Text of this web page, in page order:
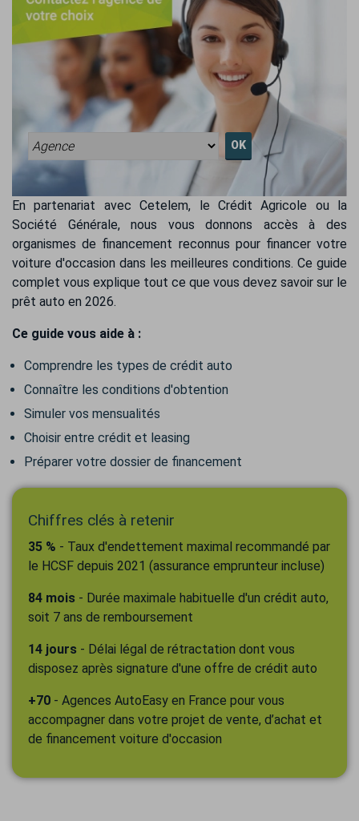
En partenariat avec Cetelem, le Crédit Agricole ou la
Société Générale, nous vous donnons accès à des
organismes de financement reconnus pour financer votre
voiture d'occasion dans les meilleures conditions. Ce guide
complet vous explique tout ce que vous devez savoir sur le
prêt auto en 2026.
Ce guide vous aide à :
Comprendre les types de crédit auto
Connaître les conditions d'obtention
Simuler vos mensualités
Choisir entre crédit et leasing
Préparer votre dossier de financement
Chiffres clés à retenir
35 % - Taux d'endettement maximal recommandé par
le HCSF depuis 2021 (assurance emprunteur incluse)
84 mois - Durée maximale habituelle d'un crédit auto,
soit 7 ans de remboursement
14 jours - Délai légal de rétractation dont vous
disposez après signature d'une offre de crédit auto
+70 - Agences AutoEasy en France pour vous
accompagner dans votre projet de vente, d’achat et
de financement voiture d'occasion
OK